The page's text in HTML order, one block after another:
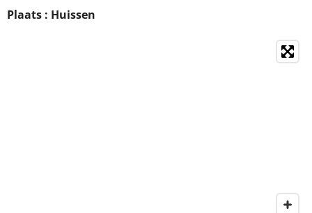
Plaats : Huissen